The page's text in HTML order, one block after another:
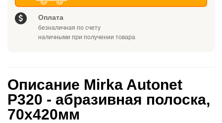
Оплата
безналичная по счету
наличными при получении товара
Описание Mirka Autonet
P320 - абразивная полоска,
70x420мм